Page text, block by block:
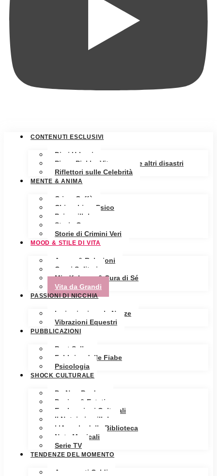
CONTENUTI ESCLUSIVI
Diari Urbani
Pippa Pickle: Vita, amore e altri disastri
Riflettori sulle Celebrità
MENTE & ANIMA
Crime Caffè
Chiacchiere Psico
Psicopillole
Storia Oscura
Storie di Crimini Veri
MOOD & STILE DI VITA
Amore & Relazioni
Cuori Solitari
Mindfulness & Cura di Sé
Vita da Grandi
PASSIONI DI NICCHIA
Ispirazioni per le Nozze
Vibrazioni Equestri
PUBBLICAZIONI
Best Seller
Fabbrica delle Fiabe
Psicologia
SHOCK CULTURALE
Da Non Perdere
Design & Estetica
Esplorazioni Culturali
Il Notaio in pillole
L’Angolo della Biblioteca
Note Musicali
Serie TV
TENDENZE DEL MOMENTO
Argomenti Caldi